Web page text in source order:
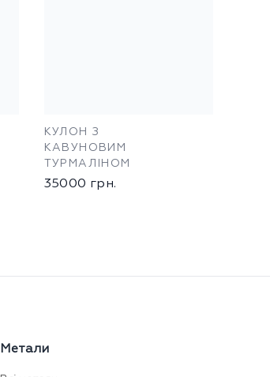
КУЛОН З
КАВУНОВИМ
ТУРМАЛІНОМ
35000 грн.
Метали